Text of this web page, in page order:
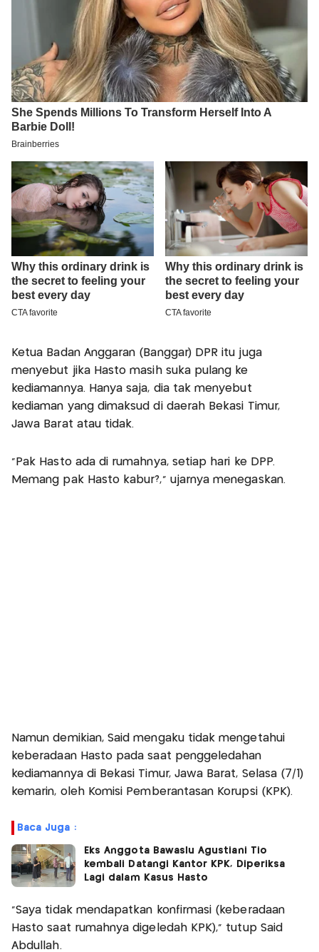
Ketua Badan Anggaran (Banggar) DPR itu juga
menyebut jika Hasto masih suka pulang ke
kediamannya. Hanya saja, dia tak menyebut
kediaman yang dimaksud di daerah Bekasi Timur,
Jawa Barat atau tidak.
"Pak Hasto ada di rumahnya, setiap hari ke DPP.
Memang pak Hasto kabur?," ujarnya menegaskan.
Namun demikian, Said mengaku tidak mengetahui
keberadaan Hasto pada saat penggeledahan
kediamannya di Bekasi Timur, Jawa Barat, Selasa (7/1)
kemarin, oleh Komisi Pemberantasan Korupsi (KPK).
Baca Juga :
Eks Anggota Bawaslu Agustiani Tio
kembali Datangi Kantor KPK, Diperiksa
Lagi dalam Kasus Hasto
"Saya tidak mendapatkan konfirmasi (keberadaan
Hasto saat rumahnya digeledah KPK)," tutup Said
Abdullah.